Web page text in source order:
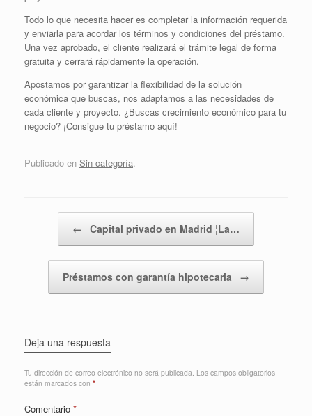
Todo lo que necesita hacer es completar la información requerida
y enviarla para acordar los términos y condiciones del préstamo.
Una vez aprobado, el cliente realizará el trámite legal de forma
gratuita y cerrará rápidamente la operación.
Apostamos por garantizar la flexibilidad de la solución
económica que buscas, nos adaptamos a las necesidades de
cada cliente y proyecto. ¿Buscas crecimiento económico para tu
negocio? ¡Consigue tu préstamo aquí!
Publicado en Sin categoría.
← Capital privado en Madrid ¦La…
Préstamos con garantía hipotecaria →
Deja una respuesta
Tu dirección de correo electrónico no será publicada. Los campos obligatorios
están marcados con *
Comentario *